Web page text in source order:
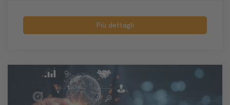
Più dettagli